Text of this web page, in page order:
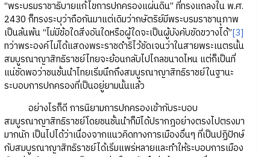
“พระบรมราชาธิบายแก้ไขการปกครองแผ่นดิน” ที่ทรงแถลงใน พ.ศ.
2430 ก็ทรงระบุว่าถือกันมาแต่เดิมว่ากษัตริย์มีพระบรมราชานุภาพ
เป็นล้นพ้น “ไม่มีข้อใดสิ่งอันใดหรือผู้ใดจะเป็นผู้บังคับขัดขวางได้”[3]
ทว่าพระองค์ไม่ได้แสดงพระราชดำริไว้ชัดเจนว่าในสายพระเนตรนั้น
สมบูรณาญาสิทธิราชย์ไทยจะย้อนกลับไปไกลขนาดไหน แต่ก็เป็นที่
แน่ชัดพอว่าชนชั้นนำไทยเริ่มนึกถึงสมบูรณาญาสิทธิราชย์ในฐานะ
ระบอบการปกครองที่เป็นอยู่ยามนั้นแล้ว
อย่างไรก็ดี การนิยามการปกครองเข้ากับระบอบ
สมบูรณาญาสิทธิราชย์โดยชนชั้นนำก็มิได้ปรากฎอย่างตรงไปตรงมา
มากนัก เป็นไปได้ว่าเนื่องจากแนวคิดทางการเมืองอื่นๆ ที่เป็นปฏิปักษ์
กับสมบูรณาญาสิทธิราชย์ได้เริ่มแพร่หลายและทำให้ระบอบการเมือง